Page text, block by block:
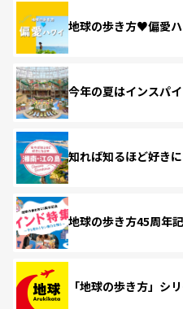
地球の歩き方♥偏愛
今年の夏はインスパイ
知れば知るほど好き
地球の歩き方45周年
「地球の歩き方」シ